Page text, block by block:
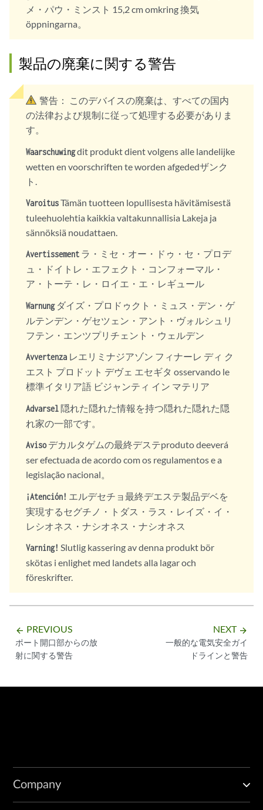
メ・パウ・ミンスト 15,2 cm omkring 換気
öppningarna。
製品の廃棄に関する警告
警告：
このデバイスの廃棄は、すべての国内
の法律および規制に従って処理する必要がありま
す。
Waarschuwingdit produkt dient volgens alle landelijke
wetten en voorschriften te worden afgededザンク
ト.
VaroitusTämän tuotteen lopullisesta hävitämisestä
tuleehuolehtia kaikkia valtakunnallisia Lakeja ja
sännöksiä noudattaen.
Avertissement ラ・ミセ・オー・ドゥ・セ・プロデ
ュ・ドイトレ・エフェクト・コンフォーマル・
ア・トーテ・レ・ロイエ・エ・レギュール
Warnungダイズ・プロドゥクト・ミュス・デン・ゲ
ルテンデン・ゲセツェン・アント・ヴォルシュリ
フテン・エンツプリチェント・ウェルデン
Avvertenza レエリミナジアゾン フィナーレ ディ ク
エスト プロドット デヴェ エセギタ osservando le
標準イタリア語 ビジャンティ イン マテリア
Advarsel隠れた隠れた情報を持つ隠れた隠れた隠
れ家の一部です。
Avisoデカルタゲムの最終デステproduto deeverá
ser efectuada de acordo com os regulamentos e a
legislação nacional。
¡Atención! エルデセチョ最終デエステ製品デベを
実現するセグチノ・トダス・ラス・レイズ・イ・
レシオネス・ナシオネス・ナシオネス
Varning! Slutlig kassering av denna produkt bör
skötas i enlighet med landets alla lagar och
föreskrifter.
arrow_backward PREVIOUS
ポート開口部からの放
射に関する警告
NEXT arrow_forward
一般的な電気安全ガイ
ドラインと警告
Company